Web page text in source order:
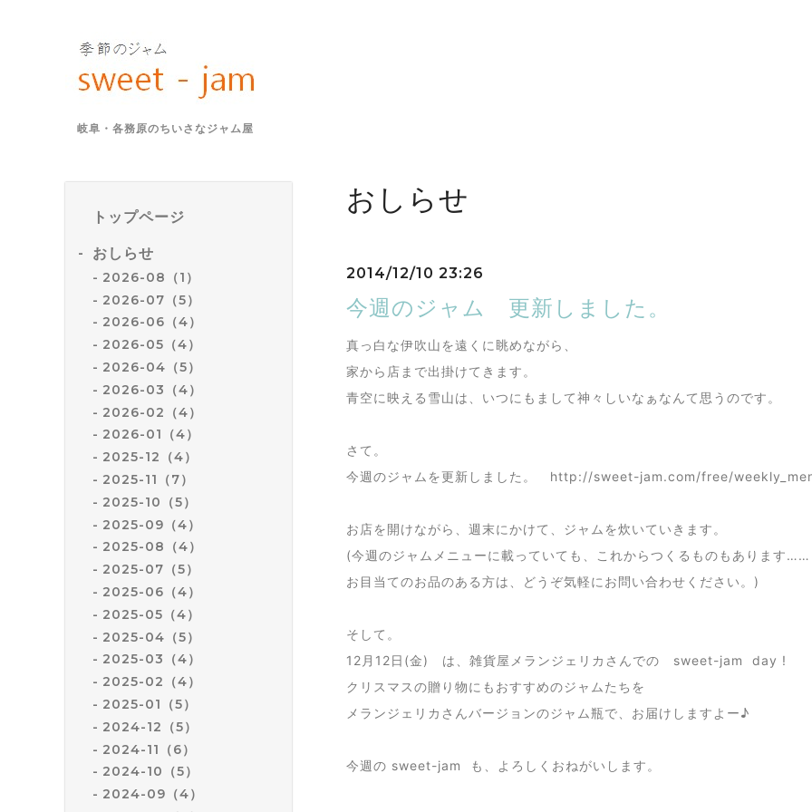
岐阜・各務原のちいさなジャム屋
トップページ
おしらせ
2026-08（1）
2026-07（5）
2026-06（4）
2026-05（4）
2026-04（5）
2026-03（4）
2026-02（4）
2026-01（4）
2025-12（4）
2025-11（7）
2025-10（5）
2025-09（4）
2025-08（4）
2025-07（5）
2025-06（4）
2025-05（4）
2025-04（5）
2025-03（4）
2025-02（4）
2025-01（5）
2024-12（5）
2024-11（6）
2024-10（5）
2024-09（4）
おしらせ
2014/12/10 23:26
今週のジャム 更新しました。
真っ白な伊吹山を遠くに眺めながら、
家から店まで出掛けてきます。
青空に映える雪山は、いつにもまして神々しいなぁなんて思うのです。
さて。
今週のジャムを更新しました。 http://sweet-jam.com/free/
お店を開けながら、週末にかけて、ジャムを炊いていきます。
(今週のジャムメニューに載っていても、これからつくるものもあります……
お目当てのお品のある方は、どうぞ気軽にお問い合わせください。)
そして。
12月12日(金) は、雑貨屋メランジェリカさんでの sweet-jam day !
クリスマスの贈り物にもおすすめのジャムたちを
メランジェリカさんバージョンのジャム瓶で、お届けしますよー♪
今週の sweet-jam も、よろしくおねがいします。